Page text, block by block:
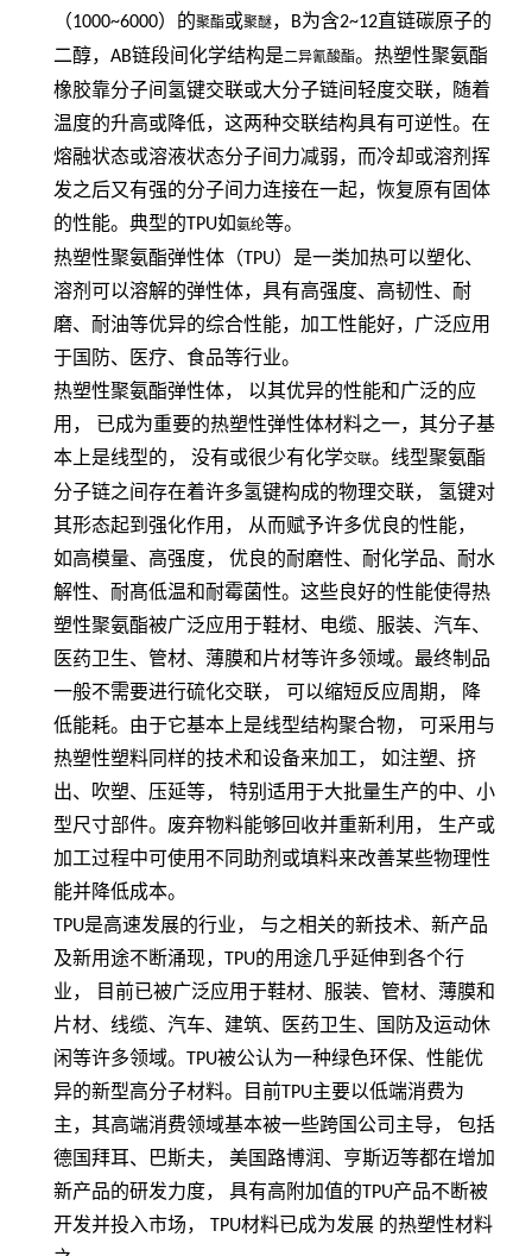
（1000~6000）的聚酯或聚醚， B为含2~12 直链碳原子的
二醇， AB链段间化学结构是二异氰酸酯。热塑性聚氨酯
橡胶靠分子间氢键交联或大分子链间轻度交联，随着
温度的升高或降低，这两种交联结构具有可逆性。在
熔融状态或溶液状态分子间力减弱，而冷却或溶剂挥
发之后又有强的分子间力连接在一起，恢复原有固体
的性能。典型的TPU如氨纶等。
热塑性聚氨酯弹性体（TPU）是一类加热可以塑化、
溶剂可以溶解的弹性体，具有高强度、高韧性、耐
磨、耐油等优异的综合性能，加工性能好，广泛应用
于国防、医疗、食品等行业。
热塑性聚氨酯弹性体，
以其优异的性能和广泛的应
用，
已成为重要的热塑性弹性体材料之一，其分子基
本上是线型的，
没有或很少有化学交联。线型聚氨酯
分子链之间存在着许多氢键构成的物理交联，
氢键对
其形态起到强化作用，
从而赋予许多优良的性能，
如高模量、高强度，
优良的耐磨性、耐化学品、耐水
解性、耐髙低温和耐霉菌性。这些良好的性能使得热
塑性聚氨酯被广泛应用于鞋材、电缆、服装、汽车、
医药卫生、管材、薄膜和片材等许多领域。最终制品
一般不需要进行硫化交联，
可以缩短反应周期，
降
低能耗。由于它基本上是线型结构聚合物，
可采用与
热塑性塑料同样的技术和设备来加工，
如注塑、挤
出、吹塑、压延等，
特别适用于大批量生产的中、小
型尺寸部件。废弃物料能够回收并重新利用，
生产或
加工过程中可使用不同助剂或填料来改善某些物理性
能并降低成本。
TPU是高速发展的行业， 与之相关的新技术、新产品
及新用途不断涌现， TPU的用途几乎延伸到各个行
业， 目前已被广泛应用于鞋材、服装、管材、薄膜和
片材、线缆、汽车、建筑、医药卫生、国防及运动休
闲等许多领域。 TPU被公认为一种绿色环保、性能优
异的新型高分子材料。目前TPU主要以低端消费为
主，其高端消费领域基本被一些跨国公司主导， 包括
德国拜耳、巴斯夫， 美国路博润、亨斯迈等都在增加
新产品的研发力度， 具有高附加值的TPU产品不断被
开发并投入市场， TPU材料已成为发展 的热塑性材料